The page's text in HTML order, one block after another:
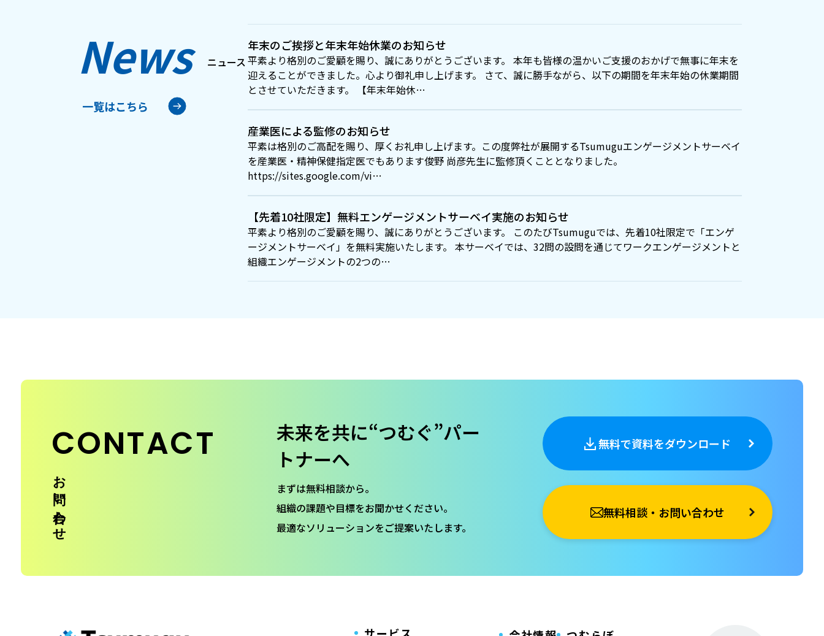
News
一覧はこちら
年末のご挨拶と年末年始休業のお知らせ
平素より格別のご愛顧を賜り、誠にありがとうございます。 本年も皆様の温かいご支援のおかげで無事に年末を
迎えることができました。心より御礼申し上げます。 さて、誠に勝手ながら、以下の期間を年末年始の休業期間
とさせていただきます。 【年末年始休…
産業医による監修のお知らせ
平素は格別のご高配を賜り、厚くお礼申し上げます。この度弊社が展開するTsumuguエンゲージメントサーベイ
を産業医・精神保健指定医でもあります俊野 尚彦先生に監修頂くこととなりました。
https://sites.google.com/vi…
【先着10社限定】無料エンゲージメントサーベイ実施のお知らせ
平素より格別のご愛顧を賜り、誠にありがとうございます。 このたびTsumuguでは、先着10社限定で「エンゲ
ージメントサーベイ」を無料実施いたします。 本サーベイでは、32問の設問を通じてワークエンゲージメントと
組織エンゲージメントの2つの…
CONTACT
お問い合わせ
未来を共に“つむぐ”パー
トナーへ
まずは無料相談から。
組織の課題や目標をお聞かせください。
最適なソリューションをご提案いたします。
無料で資料をダウンロード
無料相談・お問い合わせ